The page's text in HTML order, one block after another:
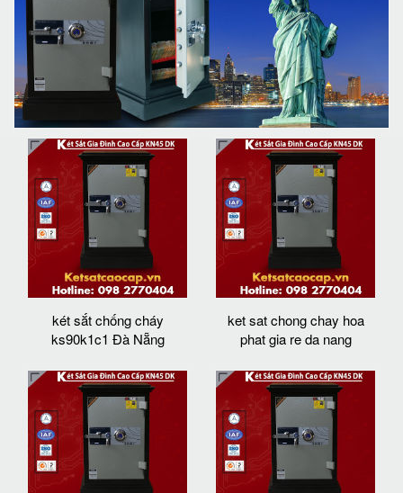
két sắt chống cháy
ks90k1c1 Đà Nẵng
ket sat chong chay hoa
phat gia re da nang